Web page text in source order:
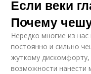
Если веки
Почему
Нередко многие из нас
постоянно и сильно
жуткому
возможности нанести